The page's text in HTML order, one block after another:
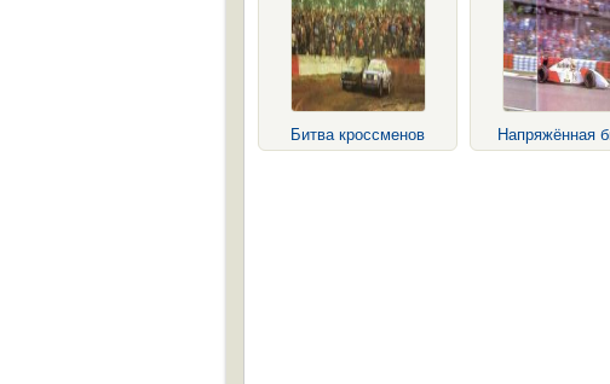
Битва кроссменов Напряжённая